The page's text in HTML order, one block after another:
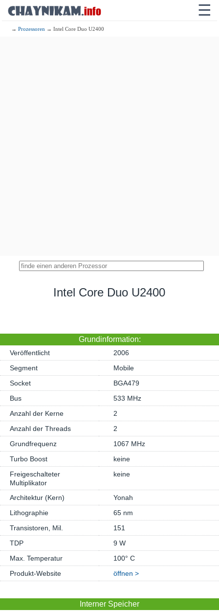
☰
→Prozessoren → Intel Core Duo U2400
Intel Core Duo U2400
Grundinformation:
Veröffentlicht
2006
Segment
Mobile
Socket
BGA479
Bus
533 MHz
Anzahl der Kerne
2
Anzahl der Threads
2
Grundfrequenz
1067 MHz
Turbo Boost
keine
Freigeschalteter
Multiplikator
keine
Architektur (Kern)
Yonah
Lithographie
65 nm
Transistoren, Mil.
151
TDP
9 W
Max. Temperatur
100° C
Produkt-Website
öffnen >
Interner Speicher